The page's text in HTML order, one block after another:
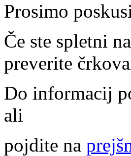
Prosimo
Če ste spletni
preverite
Do informacij
ali
pojdite na